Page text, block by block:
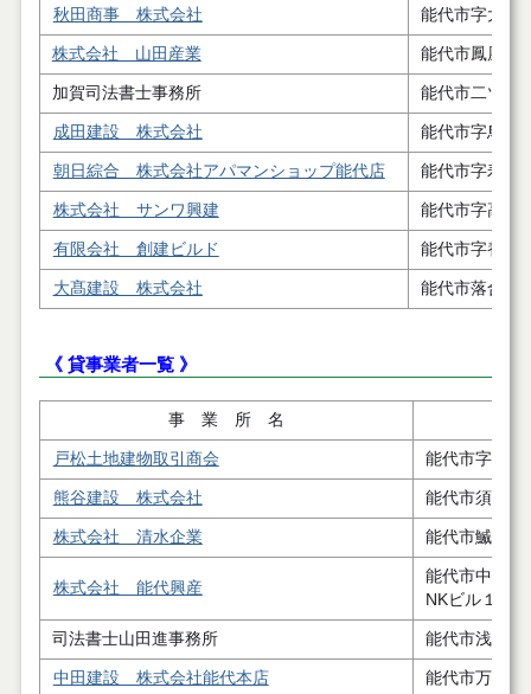
秋田商事 株式会社 能代市字大瀬
株式会社 山田産業 能代市鳳凰岱
加賀司法書士事務所 能代市二ツ井
成田建設 株式会社 能代市字鳥子
朝日綜合 株式会社アパマンショップ能代店 能代市字寿域
株式会社 サンワ興建 能代市字高塙
有限会社 創建ビルド 能代市字養蚕
大髙建設 株式会社 能代市落合字
《 貸事業者一覧 》
事 業 所 名
戸松土地建物取引商会 能代市字下野
熊谷建設 株式会社 能代市須田字
株式会社 清水企業 能代市鰄渕字
株式会社 能代興産
能代市中和
NKビル１階
司法書士山田進事務所 能代市浅内字
中田建設 株式会社能代本店 能代市万町４